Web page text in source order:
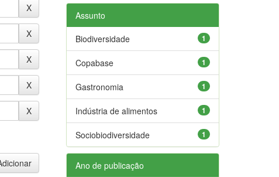
Assunto
1
Biodiversidade
1
Copabase
1
Gastronomia
1
Indústria de alimentos
1
Sociobiodiversidade
Ano de publicação